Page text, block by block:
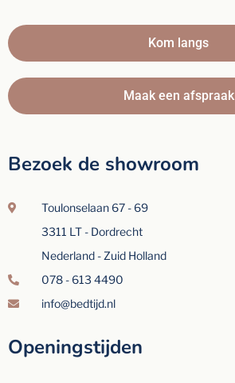
Kom langs
Maak een afspraak
Bezoek de showroom
Toulonselaan 67 - 69
3311 LT - Dordrecht
Nederland - Zuid Holland
078 - 613 4490
info@bedtijd.nl
Openingstijden